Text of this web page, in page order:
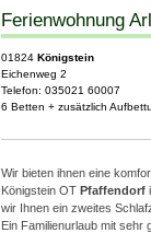
Ferienwohnung
01824 Königstein
Eichenweg 2
Telefon: 035021 60007
6 Betten + zusätzlich
Wir bieten ihnen eine
Königstein OT Pfaffendorf
wir Ihnen ein zweites
Ein Familienurlaub mit sehr